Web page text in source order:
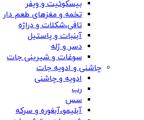
بیسکوئیت و ویفر
تخمه و مغزهای طعم دار
تافی،شکلات و دراژه
آبنبات و پاستیل
دسر و ژله
سوغات و شیرینی جات
چاشنی و ادویه جات
ادویه و چاشنی
رب
سس
آبلیمو،آبغوره و سرکه